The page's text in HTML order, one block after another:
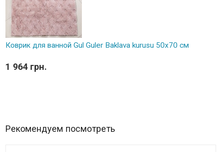
Коврик для ванной Gul Guler Baklava kurusu 50х70 см
1 964 грн.
Рекомендуем посмотреть